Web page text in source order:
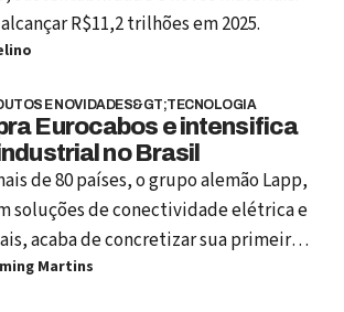
R$11,2 trilhões em 2025.
E NOVIDADES&GT;TECNOLOGIA
Eurocabos e intensifica
no Brasil
de 80 países, o grupo alemão Lapp,
soluções de conectividade elétrica e
acaba de concretizar sua primeira
a Eurocabos, empresa familiar
Martins